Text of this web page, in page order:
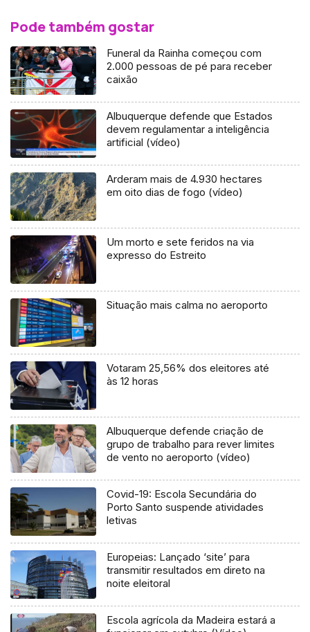
Pode também gostar
Funeral da Rainha começou com
2.000 pessoas de pé para receber
caixão
Albuquerque defende que Estados
devem regulamentar a inteligência
artificial (vídeo)
Arderam mais de 4.930 hectares
em oito dias de fogo (vídeo)
Um morto e sete feridos na via
expresso do Estreito
Situação mais calma no aeroporto
Votaram 25,56% dos eleitores até
às 12 horas
Albuquerque defende criação de
grupo de trabalho para rever limites
de vento no aeroporto (vídeo)
Covid-19: Escola Secundária do
Porto Santo suspende atividades
letivas
Europeias: Lançado ‘site’ para
transmitir resultados em direto na
noite eleitoral
Escola agrícola da Madeira estará a